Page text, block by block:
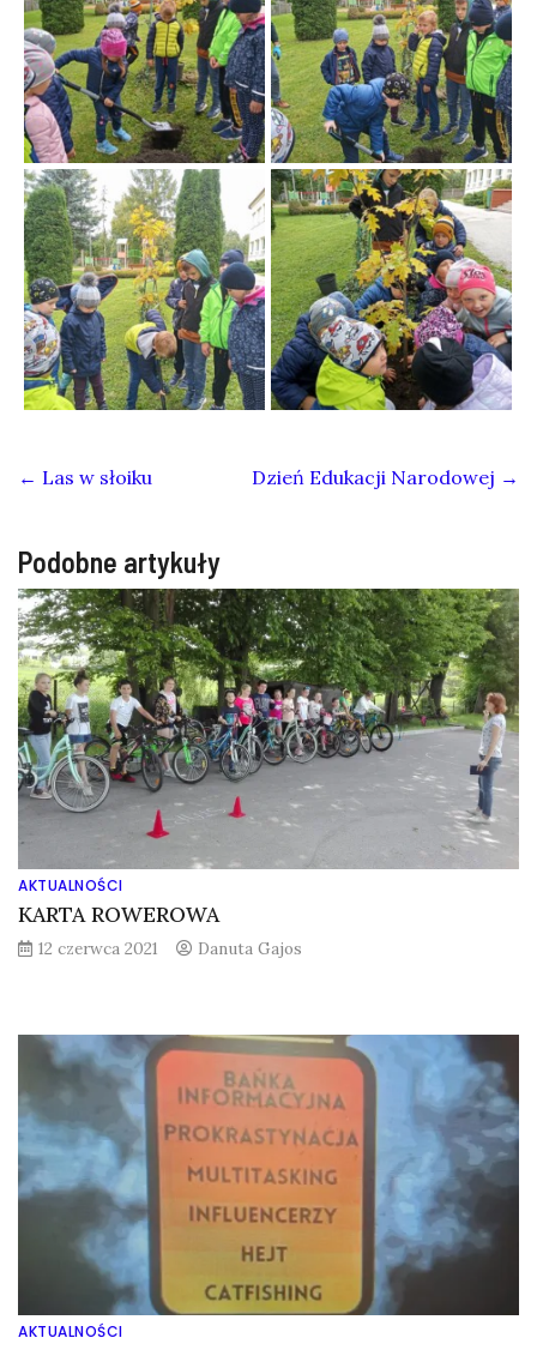
← Las w słoiku Dzień Edukacji Narodowej →
Podobne artykuły
AKTUALNOŚCI
KARTA ROWEROWA
12 czerwca 2021 Danuta Gajos
AKTUALNOŚCI